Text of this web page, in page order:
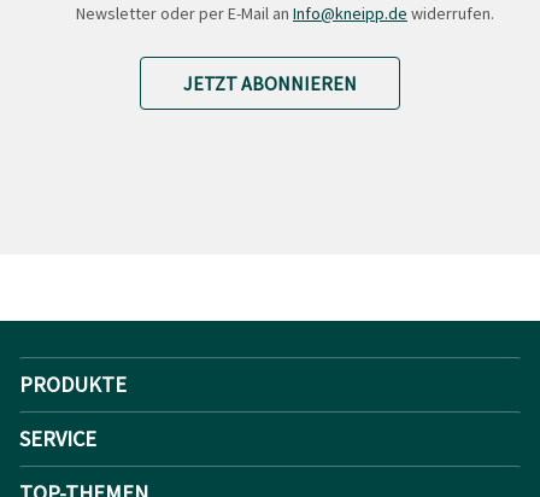
Newsletter oder per E-Mail an Info@kneipp.de widerrufen.
JETZT ABONNIEREN
PRODUKTE
SERVICE